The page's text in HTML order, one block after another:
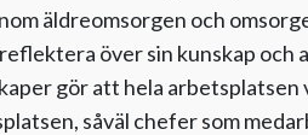
äldreomsorgen och
över sin kunskap och
gör att hela arbetsplatsen
såväl chefer som